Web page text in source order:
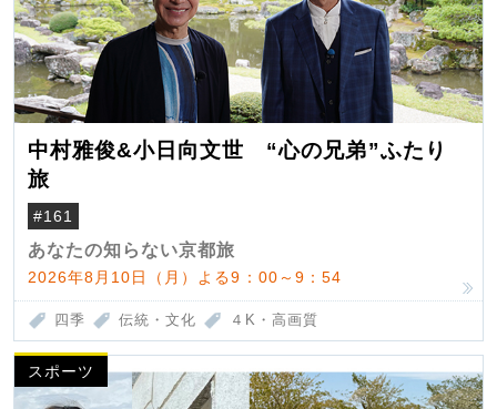
中村雅俊&小日向文世 “心の兄弟”ふたり
旅
#161
あなたの知らない京都旅
2026年8月10日（月）よる9：00～9：54
四季 伝統・文化 ４K・高画質
スポーツ